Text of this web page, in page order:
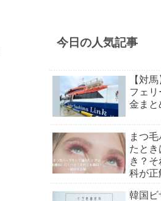
今日の人気記事
【対
フェ
金まと
まつ
たと
き？
科が正
韓国ビ